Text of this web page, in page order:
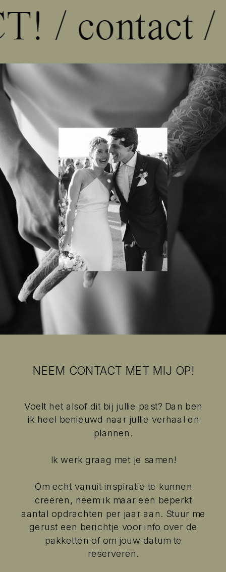
/
NEEM CONTACT MET MIJ OP!
Voelt het alsof dit bij jullie past? Dan ben
ik heel benieuwd naar jullie verhaal en
plannen.
Ik werk graag met je samen!
Om echt vanuit inspiratie te kunnen
creëren, neem ik maar een beperkt
aantal opdrachten per jaar aan. Stuur me
gerust een berichtje voor info over de
pakketten of om jouw datum te
reserveren.